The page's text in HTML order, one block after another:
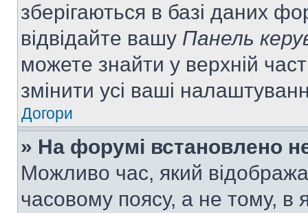
зберігаються в базі даних
відвідайте вашу Панель
можете знайти у верхній
змінити усі ваші
Догори
» На форумі встановлено
Можливо час, який
часовому поясу, а не тому, в